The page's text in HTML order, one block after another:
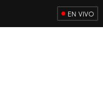
EN VIVO